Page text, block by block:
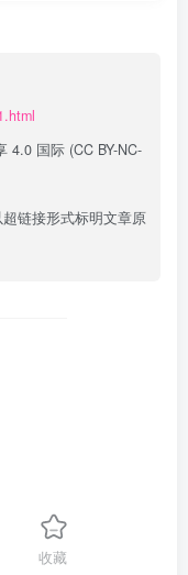
4.0 国际 (CC BY-NC-
链接形式标明文章原
收藏